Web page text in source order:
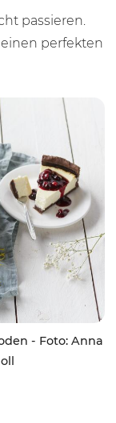
passieren.
perfekten
- Foto: Anna